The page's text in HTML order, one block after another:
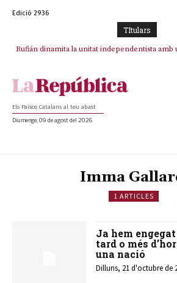
Edició 2936
TItulars
Rufián dinamita la unitat independentista
Els Països Catalans al teu abast
Diumenge, 09 de agost del 2026
Imma
1 ARTICLES
Ja hem
tard o més
una nació
Dilluns, 21 d'octubre de